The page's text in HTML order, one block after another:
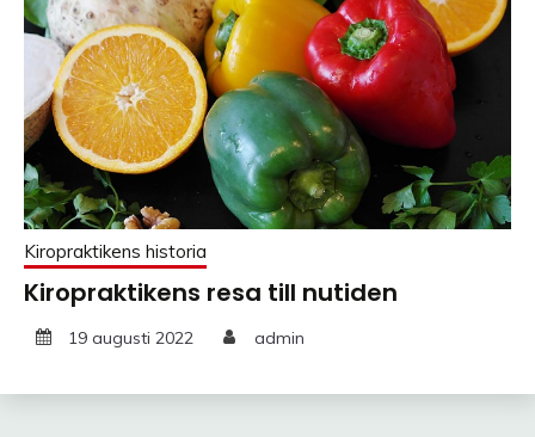
Kiropraktikens historia
Kiropraktikens resa till nutiden
19 augusti 2022 admin